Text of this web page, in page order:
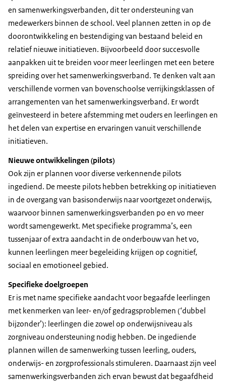
en samenwerkingsverbanden, dit ter ondersteuning van
medewerkers binnen de school. Veel plannen zetten in op de
doorontwikkeling en bestendiging van bestaand beleid en
relatief nieuwe initiatieven. Bijvoorbeeld door succesvolle
aanpakken uit te breiden voor meer leerlingen met een betere
spreiding over het samenwerkingsverband. Te denken valt aan
verschillende vormen van bovenschoolse verrijkingsklassen of
arrangementen van het samenwerkingsverband. Er wordt
geïnvesteerd in betere afstemming met ouders en leerlingen en
het delen van expertise en ervaringen vanuit verschillende
initiatieven.
Nieuwe ontwikkelingen (pilots)
Ook zijn er plannen voor diverse verkennende pilots
ingediend. De meeste pilots hebben betrekking op initiatieven
in de overgang van basisonderwijs naar voortgezet onderwijs,
waarvoor binnen samenwerkingsverbanden po en vo meer
wordt samengewerkt. Met specifieke programma’s, een
tussenjaar of extra aandacht in de onderbouw van het vo,
kunnen leerlingen meer begeleiding krijgen op cognitief,
sociaal en emotioneel gebied.
Specifieke doelgroepen
Er is met name specifieke aandacht voor begaafde leerlingen
met kenmerken van leer- en/of gedragsproblemen (‘dubbel
bijzonder’): leerlingen die zowel op onderwijsniveau als
zorgniveau ondersteuning nodig hebben. De ingediende
plannen willen de samenwerking tussen leerling, ouders,
onderwijs- en zorgprofessionals stimuleren. Daarnaast zijn veel
samenwerkingsverbanden zich ervan bewust dat begaafdheid